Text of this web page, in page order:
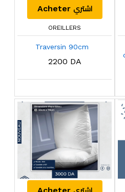
Acheter اشتري
OREILLERS
Traversin 90cm
2200 DA